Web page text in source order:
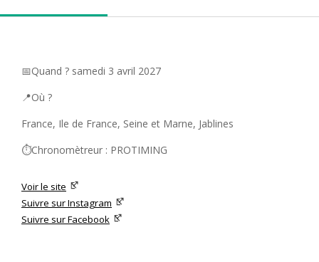
📅Quand ? samedi 3 avril 2027
📍Où ?
France, Ile de France, Seine et Marne, Jablines
⏱️Chronomètreur : PROTIMING
Voir le site
Suivre sur Instagram
Suivre sur Facebook